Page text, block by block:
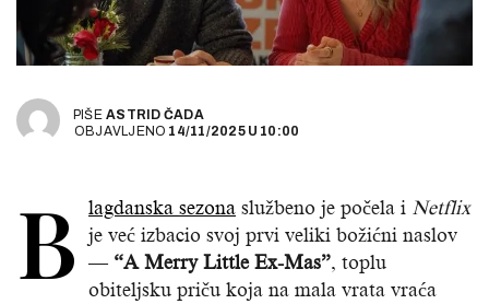
PIŠEASTRID ČADA
OBJAVLJENO 14/11/2025 U 10:00
B lagdanska sezona službeno je počela i Netflix
je već izbacio svoj prvi veliki božićni naslov
— “A Merry Little Ex-Mas”, toplu
obiteljsku priču koja na mala vrata vraća